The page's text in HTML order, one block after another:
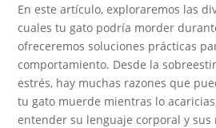
En este artículo, exploraremos las
cuales tu gato podría morder
ofreceremos soluciones prácticas
comportamiento. Desde la
estrés, hay muchas razones que
tu gato muerde mientras lo
entender su lenguaje corporal y sus